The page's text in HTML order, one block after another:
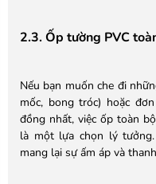
2.3. Ốp tường PVC
Nếu bạn muốn che đi
mốc, bong tróc) hoặc
đồng nhất, việc ốp toàn
là một lựa chọn lý
mang lại sự ấm áp và